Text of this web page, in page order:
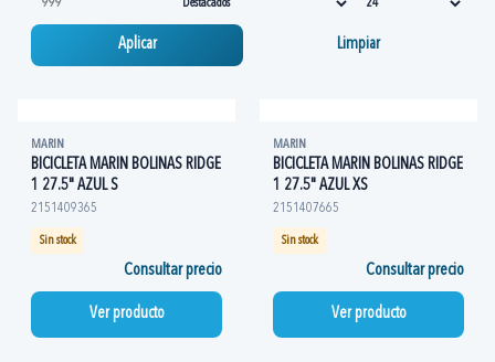
Aplicar Limpiar
MARIN
BICICLETA MARIN BOLINAS RIDGE
1 27.5" AZUL S
2151409365
Sin stock
Consultar precio
Ver producto
MARIN
BICICLETA MARIN BOLINAS RIDGE
1 27.5" AZUL XS
2151407665
Sin stock
Consultar precio
Ver producto